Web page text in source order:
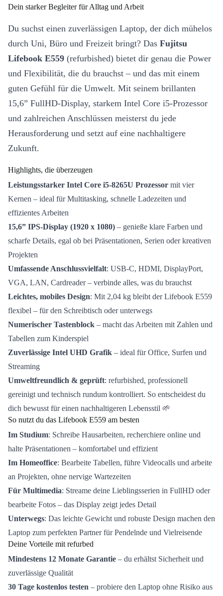
Dein starker Begleiter für Alltag und Arbeit
Du suchst einen zuverlässigen Laptop, der dich mühelos
durch Uni, Büro und Freizeit bringt? Das Fujitsu
Lifebook E559 (refurbished) bietet dir genau die Power
und Flexibilität, die du brauchst – und das mit einem
guten Gefühl für die Umwelt. Mit seinem brillanten
15,6” FullHD-Display, starkem Intel Core i5-Prozessor
und zahlreichen Anschlüssen meisterst du jede
Herausforderung und setzt auf eine nachhaltigere
Zukunft.
Highlights, die überzeugen
Leistungsstarker Intel Core i5-8265U Prozessor mit vier
Kernen – ideal für Multitasking, schnelle Ladezeiten und
effizientes Arbeiten
15,6” IPS-Display (1920 x 1080) – genieße klare Farben und
scharfe Details, egal ob bei Präsentationen, Serien oder kreativen
Projekten
Umfassende Anschlussvielfalt: USB-C, HDMI, DisplayPort,
VGA, LAN, Cardreader – verbinde alles, was du brauchst
Leichtes, mobiles Design: Mit 2,04 kg bleibt der Lifebook E559
flexibel – für den Schreibtisch oder unterwegs
Numerischer Tastenblock – macht das Arbeiten mit Zahlen und
Tabellen zum Kinderspiel
Zuverlässige Intel UHD Grafik – ideal für Office, Surfen und
Streaming
Umweltfreundlich & geprüft: refurbished, professionell
gereinigt und technisch rundum kontrolliert. So entscheidest du
dich bewusst für einen nachhaltigeren Lebensstil 🌱
So nutzt du das Lifebook E559 am besten
Im Studium: Schreibe Hausarbeiten, recherchiere online und
halte Präsentationen – komfortabel und effizient
Im Homeoffice: Bearbeite Tabellen, führe Videocalls und arbeite
an Projekten, ohne nervige Wartezeiten
Für Multimedia: Streame deine Lieblingsserien in FullHD oder
bearbeite Fotos – das Display zeigt jedes Detail
Unterwegs: Das leichte Gewicht und robuste Design machen den
Laptop zum perfekten Partner für Pendelnde und Vielreisende
Deine Vorteile mit refurbed
Mindestens 12 Monate Garantie – du erhältst Sicherheit und
zuverlässige Qualität
30 Tage kostenlos testen – probiere den Laptop ohne Risiko aus